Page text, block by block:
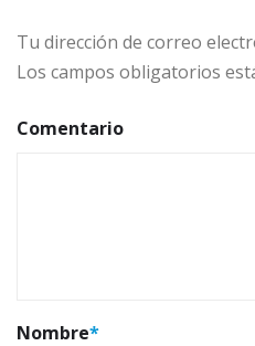
Tu dirección de correo
Los campos obligatorios
Comentario
Nombre*